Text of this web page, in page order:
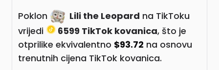
Poklon Lili the Leopard na TikToku
vrijedi
6599 TikTok kovanica, što je
otprilike ekvivalentno $93.72 na osnovu
trenutnih cijena TikTok kovanica.